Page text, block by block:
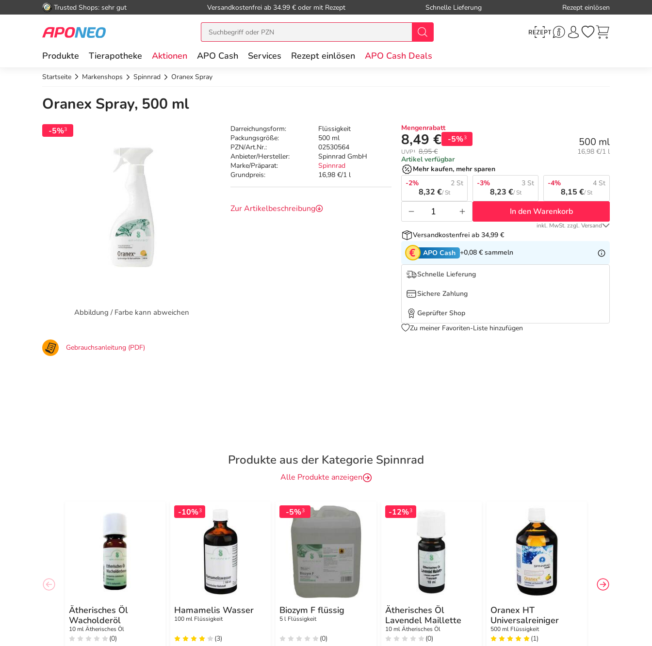
Trusted Shops: sehr gut Versandkostenfrei ab 34.99 € oder mit Rezept Schnelle Lieferung Rezept einlösen
Produkte Tierapotheke Aktionen APO Cash Services Rezept einlösen APO Cash Deals
Startseite Markenshops Spinnrad Oranex Spray
Oranex Spray, 500 ml
-5%3
Abbildung / Farbe kann abweichen
Darreichungsform:
Flüssigkeit
Packungsgröße:
500 ml
PZN/Art.Nr.:
02530564
Anbieter/Hersteller:
Spinnrad GmbH
Marke/Präparat:
Spinnrad
Grundpreis:
16,98 €/1 l
Zur Artikelbeschreibung
Mengenrabatt
8,49 € -5%3
UVP¹ 8,95 €
500 ml
Grundpreis:
16,98 €/1 l
Artikel verfügbar
Mehr kaufen, mehr sparen
-2%
2 St
8,32 €/ St
-3% 3 St
8,23 €/ St
-4% 4 St
8,15 €/ St
In den Warenkorb
inkl. MwSt. zzgl. Versand
Versandkostenfrei ab 34,99 €
APO Cash +0,08 € sammeln
Schnelle Lieferung
Sichere Zahlung
Geprüfter Shop
Zu meiner Favoriten-Liste hinzufügen
Gebrauchsanleitung (PDF)
Produkte aus der Kategorie Spinnrad
Alle Produkte anzeigen
Ätherisches Öl
Wacholderöl
10 ml Ätherisches Öl
(0)
-10%3
Hamamelis Wasser
100 ml Flüssigkeit
(3)
-5%3
Biozym F flüssig
5 l Flüssigkeit
(0)
-12%3
Ätherisches Öl
Lavendel Maillette
10 ml Ätherisches Öl
(0)
Oranex HT
Universalreiniger
500 ml Flüssigkeit
(1)